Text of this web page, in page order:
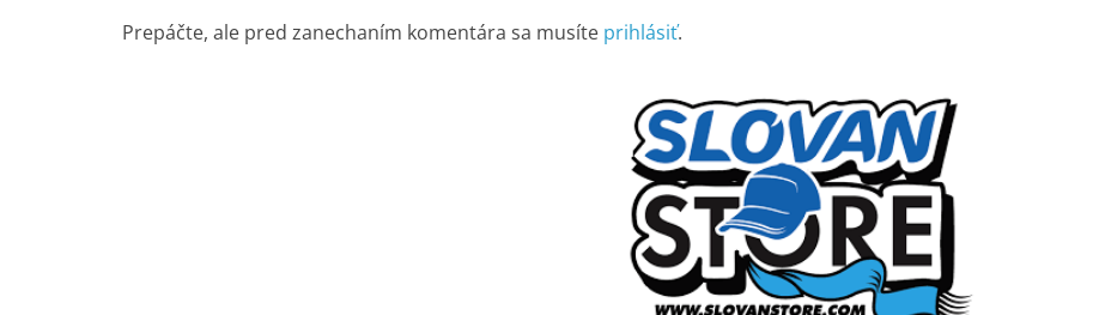
Prepáčte, ale pred zanechaním komentára sa musíte prihlásiť.